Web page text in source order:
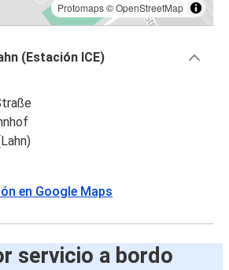
Protomaps©OpenStreetMap
(Estación ICE)
en Google Maps
servicio a bordo